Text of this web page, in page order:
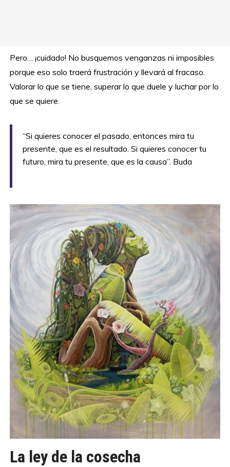
Pero… ¡cuidado! No busquemos venganzas ni imposibles
porque eso solo traerá frustración y llevará al fracaso.
Valorar lo que se tiene, superar lo que duele y luchar por lo
que se quiere.
“Si quieres conocer el pasado, entonces mira tu
presente, que es el resultado. Si quieres conocer tu
futuro, mira tu presente, que es la causa”. Buda
La ley de la cosecha